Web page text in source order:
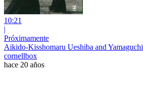
10:21
|
Próximamente
Aikido-Kisshomaru Ueshiba and Yamaguchi
cornellbox
hace 20 años